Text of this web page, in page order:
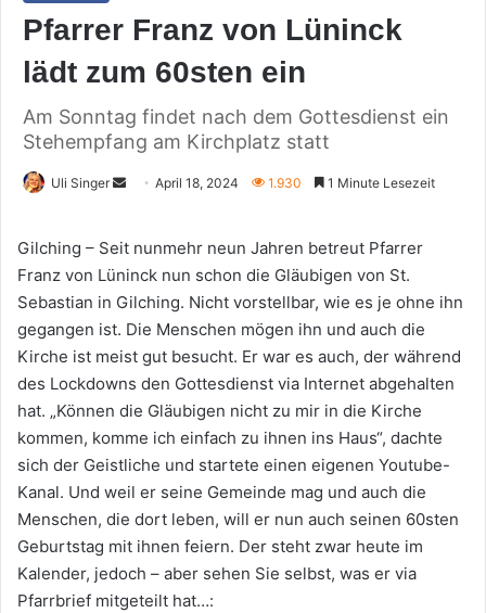
Pfarrer Franz von Lüninck
lädt zum 60sten ein
Am Sonntag findet nach dem Gottesdienst ein
Stehempfang am Kirchplatz statt
Uli Singer
Sende
Mail
April 18, 2024 1.930 1 Minute Lesezeit
Gilching – Seit nunmehr neun Jahren betreut Pfarrer
Franz von Lüninck nun schon die Gläubigen von St.
Sebastian in Gilching. Nicht vorstellbar, wie es je ohne ihn
gegangen ist. Die Menschen mögen ihn und auch die
Kirche ist meist gut besucht. Er war es auch, der während
des Lockdowns den Gottesdienst via Internet abgehalten
hat. „Können die Gläubigen nicht zu mir in die Kirche
kommen, komme ich einfach zu ihnen ins Haus“, dachte
sich der Geistliche und startete einen eigenen Youtube-
Kanal. Und weil er seine Gemeinde mag und auch die
Menschen, die dort leben, will er nun auch seinen 60sten
Geburtstag mit ihnen feiern. Der steht zwar heute im
Kalender, jedoch – aber sehen Sie selbst, was er via
Pfarrbrief mitgeteilt hat…: